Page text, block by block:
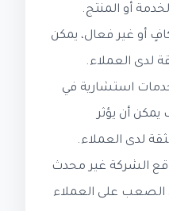
أو المنتج.
أو غير فعال، يمكن
لدى العملاء.
استشارية في
أن يؤثر
لدى العملاء.
الشركة غير محدث
على العملاء